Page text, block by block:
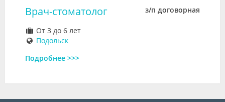
Лаборатории
Врач-стоматолог з/п договорная
От 3 до 6 лет
Подольск
Подробнее >>>